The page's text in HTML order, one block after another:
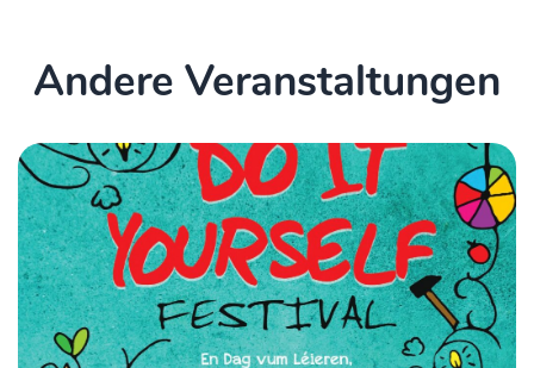
Andere Veranstaltungen